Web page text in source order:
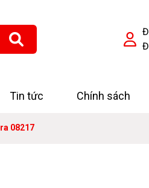
Tin tức Chính sách
08217